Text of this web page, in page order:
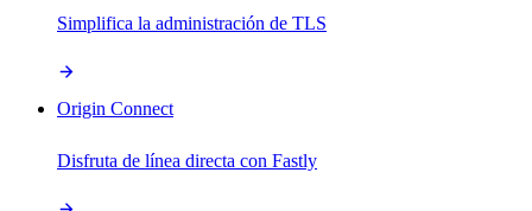
Simplifica la administración de TLS
Origin Connect
Disfruta de línea directa con Fastly